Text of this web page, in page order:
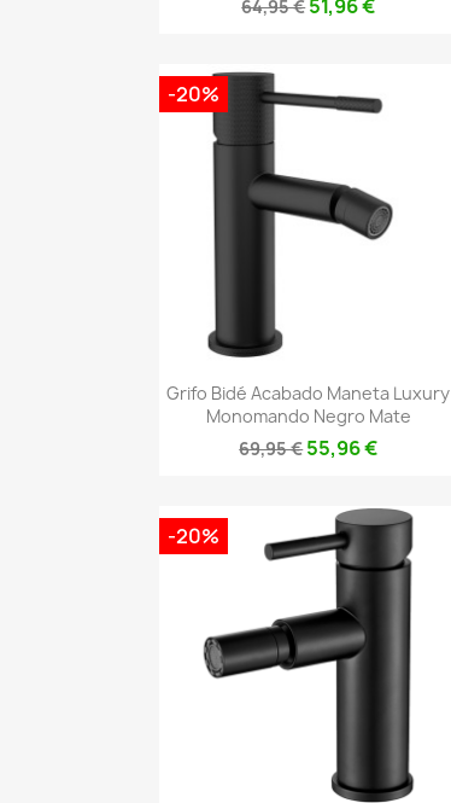
64,95 €51,96 €
Vista rápida
Grifo Bidé Acabado Maneta Luxury
Monomando Negro Mate
69,95 €55,96 €
-20%
-20%